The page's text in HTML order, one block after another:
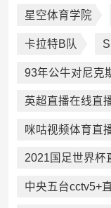
星空体育学院
卡拉特B队
93年公牛对尼克
英超直播在线直
咪咕视频体育直
2021国足世界杯
中央五台cctv5+